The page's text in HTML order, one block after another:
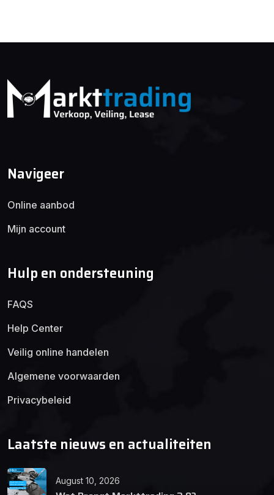
Navigeer
Online aanbod
Mijn account
Hulp en ondersteuning
FAQS
Help Center
Veilig online handelen
Algemene voorwaarden
Privacybeleid
Laatste nieuws en actualiteiten
August 10, 2026